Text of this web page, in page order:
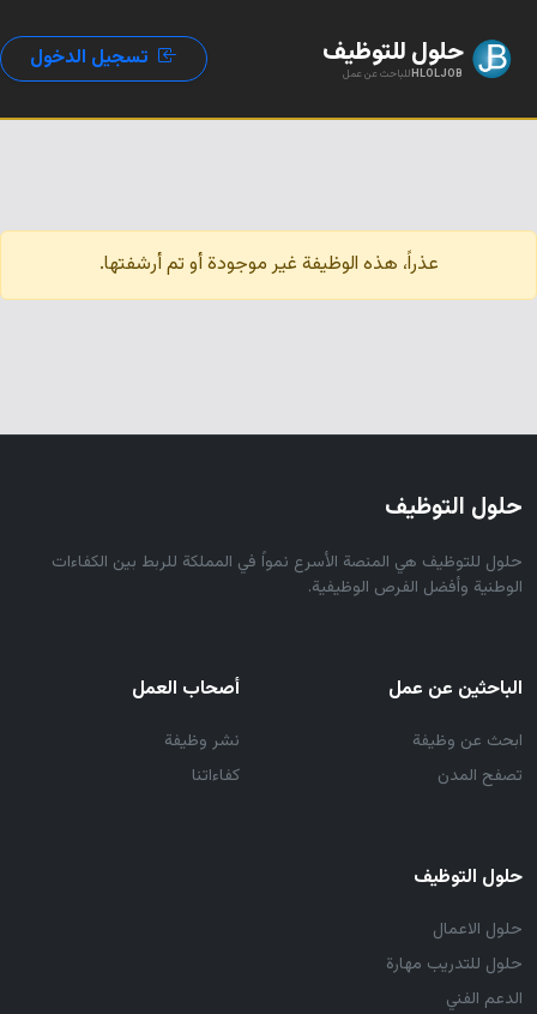
حلول للتوظيف
HLOLJOBللباحث عن عمل
تسجيل الدخول
عذراً، هذه الوظيفة غير موجودة أو تم أرشفتها.
حلول التوظيف
حلول للتوظيف هي المنصة الأسرع نمواً في المملكة للربط بين الكفاءات
الوطنية وأفضل الفرص الوظيفية.
الباحثين عن عمل
ابحث عن وظيفة
تصفح المدن
أصحاب العمل
نشر وظيفة
كفاءاتنا
حلول التوظيف
حلول الاعمال
حلول للتدريب مهارة
الدعم الفني